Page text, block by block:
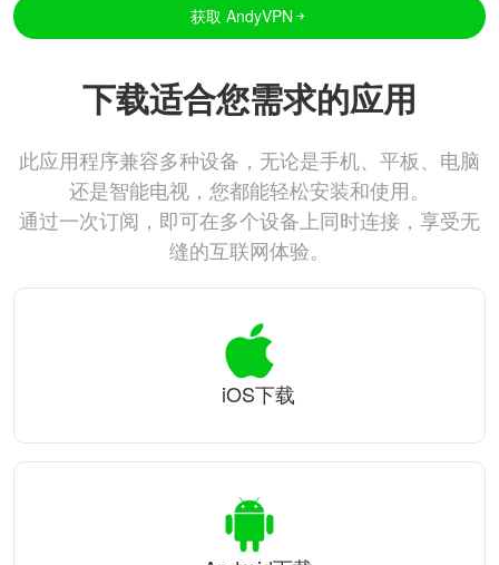
获取 AndyVPN
下载适合您需求的应用
此应用程序兼容多种设备，无论是手机、平板、电脑
还是智能电视，您都能轻松安装和使用。
通过一次订阅，即可在多个设备上同时连接，享受无
缝的互联网体验。
iOS下载